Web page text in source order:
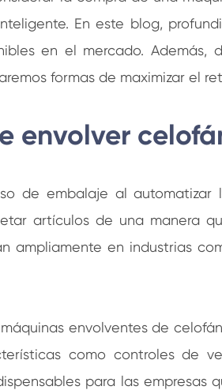
En este blog,
en el mercado.
formas de maximizar el
envolver
de embalaje al
artículos de una manera
ampliamente en industrias
envolventes de
como controles de
para las empresas